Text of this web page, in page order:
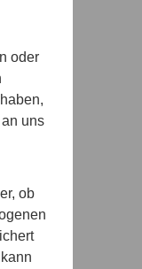
oder
uns
ob